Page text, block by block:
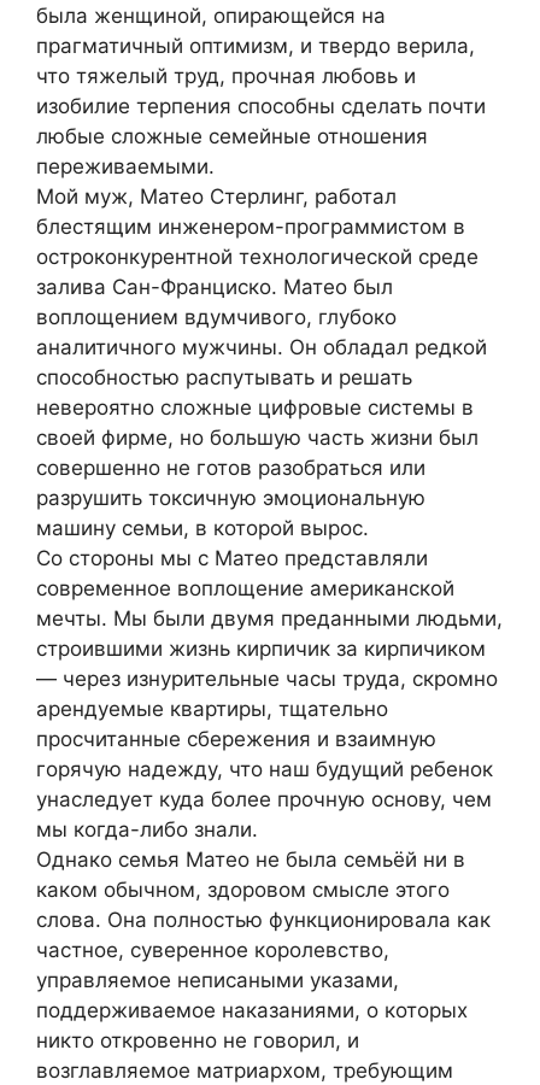
была женщиной, опирающейся на
прагматичный оптимизм, и твердо верила,
что тяжелый труд, прочная любовь и
изобилие терпения способны сделать почти
любые сложные семейные отношения
переживаемыми.
Мой муж, Матео Стерлинг, работал
блестящим инженером-программистом в
остроконкурентной технологической среде
залива Сан-Франциско. Матео был
воплощением вдумчивого, глубоко
аналитичного мужчины. Он обладал редкой
способностью распутывать и решать
невероятно сложные цифровые системы в
своей фирме, но большую часть жизни был
совершенно не готов разобраться или
разрушить токсичную эмоциональную
машину семьи, в которой вырос.
Со стороны мы с Матео представляли
современное воплощение американской
мечты. Мы были двумя преданными людьми,
строившими жизнь кирпичик за кирпичиком
— через изнурительные часы труда, скромно
арендуемые квартиры, тщательно
просчитанные сбережения и взаимную
горячую надежду, что наш будущий ребенок
унаследует куда более прочную основу, чем
мы когда-либо знали.
Однако семья Матео не была семьёй ни в
каком обычном, здоровом смысле этого
слова. Она полностью функционировала как
частное, суверенное королевство,
управляемое неписаными указами,
поддерживаемое наказаниями, о которых
никто откровенно не говорил, и
возглавляемое матриархом, требующим